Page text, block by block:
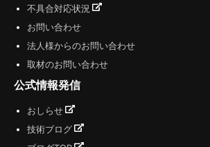
不具合対応状況
お問い合わせ
法人様からのお問い合わせ
取材のお問い合わせ
公式情報発信
おしらせ
技術ブログ